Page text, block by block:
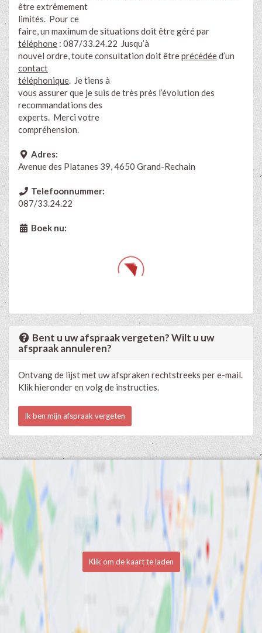
être extrêmement
limités. Pour ce
faire, un maximum de situations doit être géré par
téléphone : 087/33.24.22 Jusqu’à
nouvel ordre, toute consultation doit êtreprécédéed’un
contact
téléphonique . Je tiens à
vous assurer que je suis de très près l’évolution des
recommandations des
experts. Merci votre
compréhension.
Adres:
Avenue des Platanes 39, 4650 Grand-Rechain
Telefoonnummer:
087/33.24.22
Boek nu:
Bent u uw afspraak vergeten? Wilt u uw
afspraak annuleren?
Ontvang de lijst met uw afspraken rechtstreeks per e-mail.
Klik hieronder en volg de instructies.
Ik ben mijn afspraak vergeten
Klik om de kaart te laden